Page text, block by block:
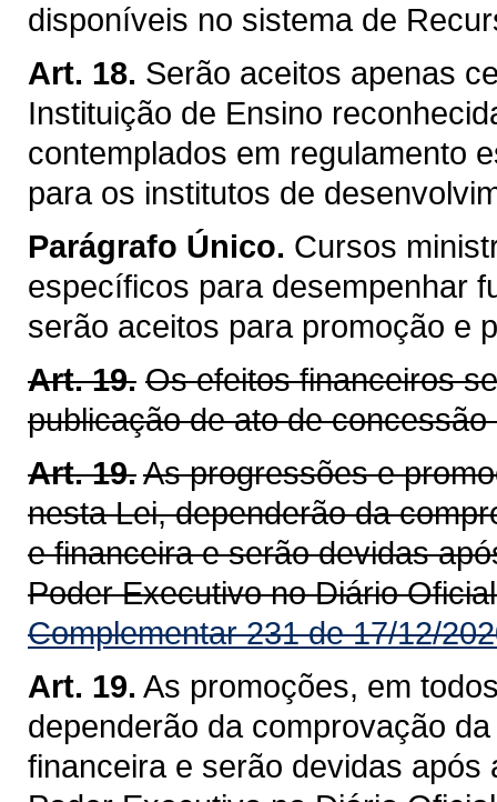
disponíveis no sistema de
Art. 18. Serão aceitos apenas
Instituição de Ensino
contemplados em regulamento
para os institutos de
Parágrafo Único. Cursos
específicos para desempenhar
serão aceitos para promoção e
Art. 19. Os efeitos financeiros
publicação de ato de
Art. 19.As progressões e
nesta Lei, dependerão da
e financeira e serão devidas
Poder Executivo no Diário
Complementar 231 de 17/12/
Art. 19. As promoções, em
dependerão da comprovação
financeira e serão devidas